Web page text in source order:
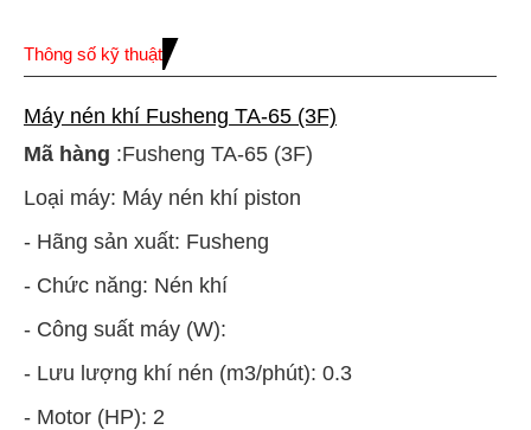
Thông số kỹ thuật
Máy nén khí Fusheng TA-65 (3F)
Mã hàng :Fusheng TA-65 (3F)
Loại máy: Máy nén khí piston
- Hãng sản xuất: Fusheng
- Chức năng: Nén khí
- Công suất máy (W):
- Lưu lượng khí nén (m3/phút): 0.3
- Motor (HP): 2